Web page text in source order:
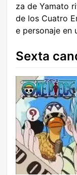
za de Yamato
de los Cuatro
e personaje en
Sexta